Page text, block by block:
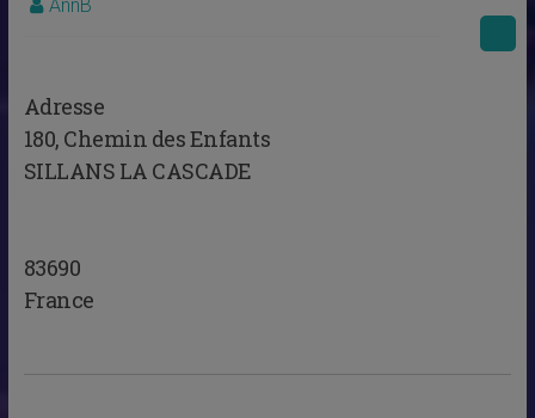
AnnB
Adresse
180, Chemin des Enfants
SILLANS LA CASCADE
83690
France